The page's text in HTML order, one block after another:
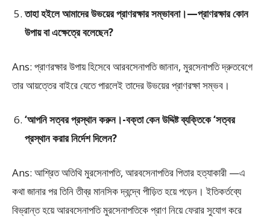
তাহা হইলে আমাদের উভয়ের প্রাণরক্ষার সম্ভাবনা।—প্রাণরক্ষার কোন
উপায় বা এক্ষেত্রে বলেছেন?
Ans: প্রাণরক্ষার উপায় হিসেবে আরবসেনাপতি জানান, মুরসেনাপতি দ্রুতবেগে
তার আয়ত্তের বাইরে যেতে পারলেই তাদের উভয়ের প্রাণরক্ষা সম্ভব।
‘আপনি সত্বর প্রস্থান করুন।-বক্তা কেন উদ্দিষ্ট ব্যক্তিকে ‘সত্বর
প্রস্থান করার নির্দেশ দিলেন?
Ans: আশ্রিত অতিথি মুরসেনাপতি, আরবসেনাপতির পিতার হত্যাকারী —এ
কথা জানার পর তিনি তীব্র মানসিক দ্বন্দ্বে পীড়িত হয়ে পড়েন। ইতিকর্তব্যে
বিভ্রান্ত হয়ে আরবসেনাপতি মুরসেনাপতিকে প্রাণ নিয়ে ফেরার সুযােগ করে